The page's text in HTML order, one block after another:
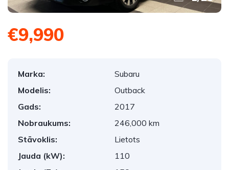
€9,990
Marka:
Subaru
Modelis:
Outback
Gads:
2017
Nobraukums:
246,000 km
Stāvoklis:
Lietots
Jauda (kW):
110